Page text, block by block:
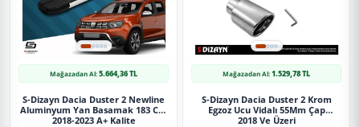
Mağazadan Al:5.664,36 TL
S-Dizayn Dacia Duster 2 Newline
Aluminyum Yan Basamak 183 Cm
2018-2023 A+ Kalite
Mağazadan Al:1.529,78 TL
S-Dizayn Dacia Duster 2 Krom
Egzoz Ucu Vidalı 55Mm Çap
2018 Ve Üzeri